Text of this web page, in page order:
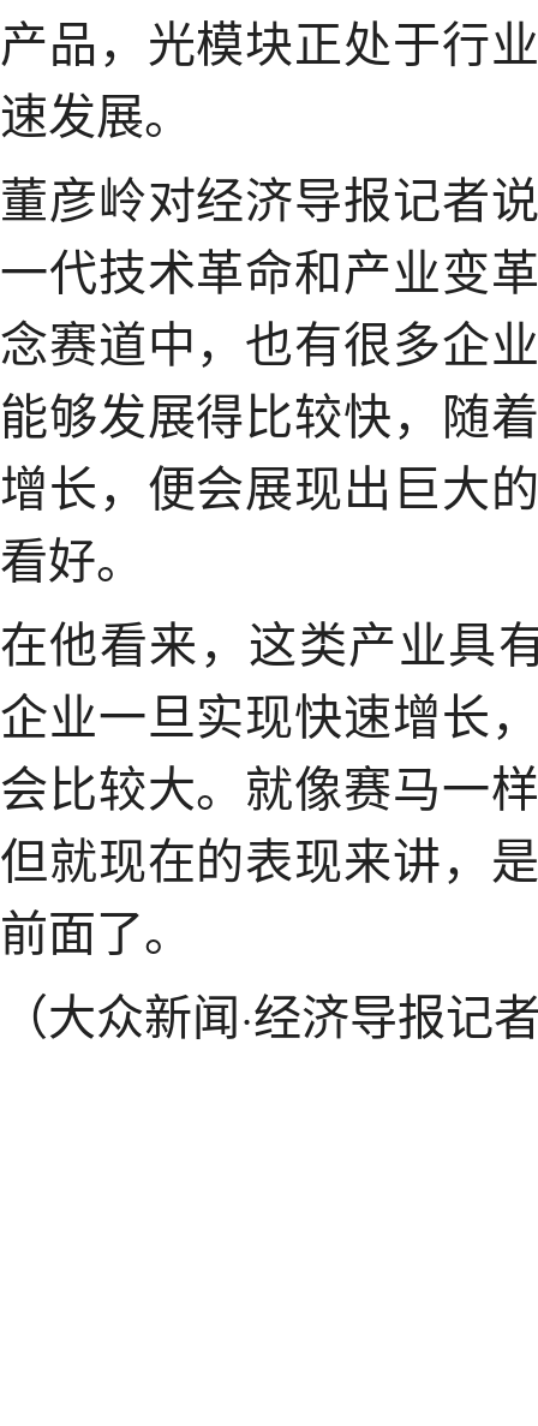
产品，光模块正处于行
速发展。
董彦岭对经济导报记者
一代技术革命和产业变
念赛道中，也有很多企
能够发展得比较快，随
增长，便会展现出巨大
看好。
在他看来，这类产业具
企业一旦实现快速增长
会比较大。就像赛马一
但就现在的表现来讲，
前面了。
（大众新闻·经济导报记